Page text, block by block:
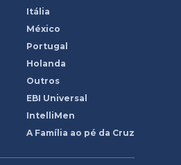
Itália
México
Portugal
Holanda
Outros
EBI Universal
IntelliMen
A Família ao pé da Cruz